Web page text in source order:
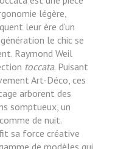
légère,
leur ère d’un
le chic se
Raymond Weil
toccata. Puisant
Art-Déco, ces
arborent des
somptueux, un
de nuit.
sa force créative
de modèles qui